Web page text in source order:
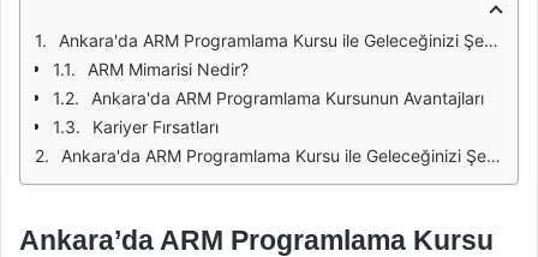
Ankara'da ARM Programlama Kursu ile Geleceğinizi Şekillendirin
ARM Mimarisi Nedir?
Ankara'da ARM Programlama Kursunun Avantajları
Kariyer Fırsatları
Ankara'da ARM Programlama Kursu ile Geleceğinizi Şekillendirin
Ankara’da ARM Programlama Kursu